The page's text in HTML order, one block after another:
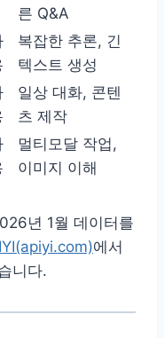
른 Q&A
복잡한 추론, 긴
텍스트 생성
일상 대화, 콘텐
츠 제작
멀티모달 작업,
이미지 이해
년 1월 데이터를
에서
니다.